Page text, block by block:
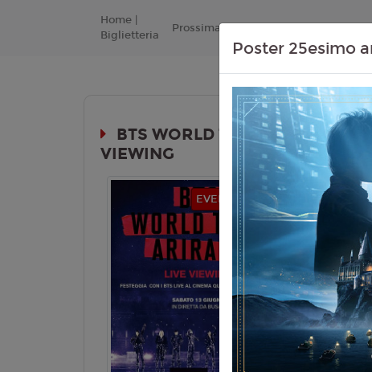
Home |
Biglietteria
Prossimamente Listino Prezzi
BTS WORLD TOUR ‘ARIRANG'
VIEWING
EVENTI MUSICALI
Durata:
Genere:
Lingua:
Regia:J. Ha
Anno:2026
Poster 25esimo